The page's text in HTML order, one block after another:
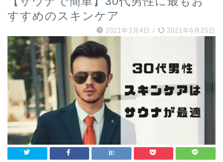
すすめのスキンケア
2021年3月4日 / 2021年6月25日